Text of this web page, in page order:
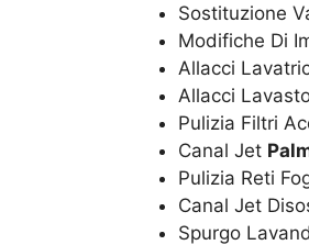
Sostituzione
Modifiche Di
Allacci
Allacci
Pulizia Filtri
Canal Jet
Pulizia Reti
Canal Jet
Spurgo